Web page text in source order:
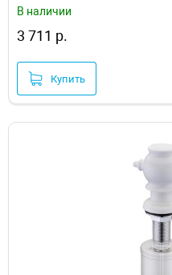
В наличии
3 711 р.
Купить